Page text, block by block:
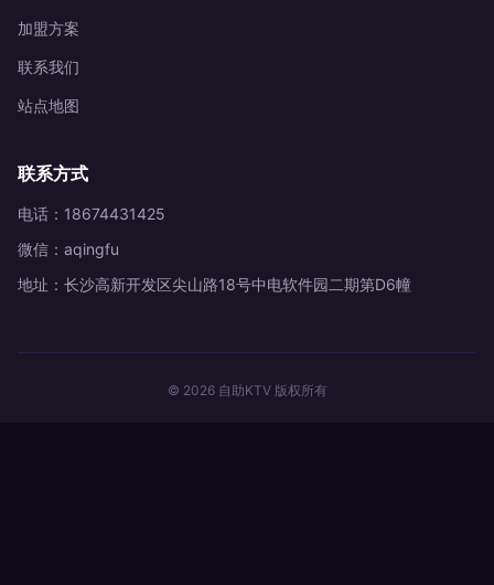
加盟方案
联系我们
站点地图
联系方式
电话：18674431425
微信：aqingfu
地址：长沙高新开发区尖山路18号中电软件园二期第D6幢
© 2026 自助KTV 版权所有